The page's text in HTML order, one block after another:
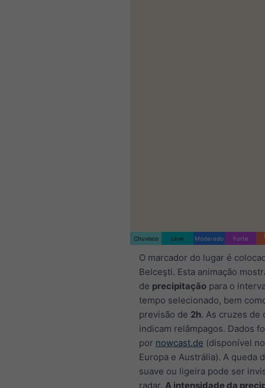
Chuvisco Leve Moderado Forte
O marcador do lugar é
Belceşti. Esta animação
de precipitação para o
tempo selecionado, bem
previsão de 2h. As cruzes de
indicam relâmpagos. Dados
por nowcast.de (disponível
Europa e Austrália). A queda
suave ou ligeira pode ser
radar. A intensidade da